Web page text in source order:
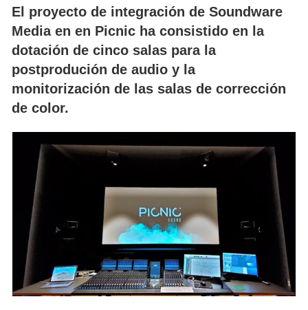
El proyecto de integración de Soundware
Media en en Picnic ha consistido en la
dotación de cinco salas para la
postprodución de audio y la
monitorización de las salas de corrección
de color.